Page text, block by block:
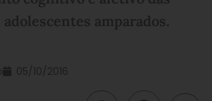
amparados.
05/10/2016